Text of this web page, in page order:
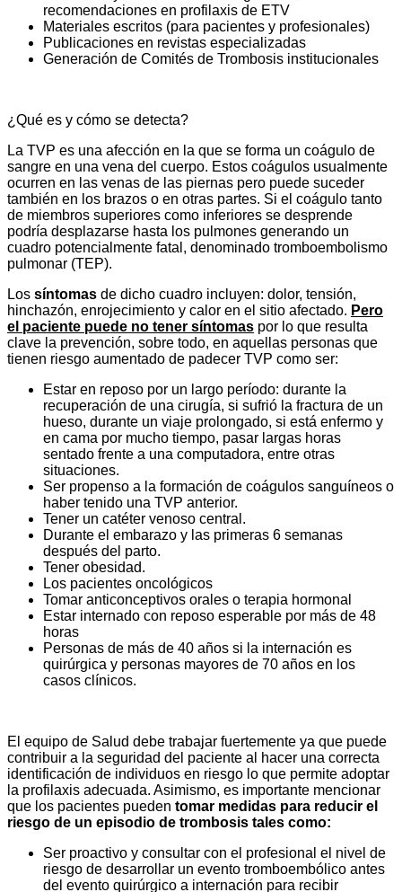
recomendaciones en profilaxis de ETV
Materiales escritos (para pacientes y profesionales)
Publicaciones en revistas especializadas
Generación de Comités de Trombosis institucionales
¿Qué es y cómo se detecta?
La TVP es una afección en la que se forma un coágulo de
sangre en una vena del cuerpo. Estos coágulos usualmente
ocurren en las venas de las piernas pero puede suceder
también en los brazos o en otras partes. Si el coágulo tanto
de miembros superiores como inferiores se desprende
podría desplazarse hasta los pulmones generando un
cuadro potencialmente fatal, denominado tromboembolismo
pulmonar (TEP).
Los síntomas de dicho cuadro incluyen: dolor, tensión,
hinchazón, enrojecimiento y calor en el sitio afectado. Pero
el paciente puede no tener síntomas por lo que resulta
clave la prevención, sobre todo, en aquellas personas que
tienen riesgo aumentado de padecer TVP como ser:
Estar en reposo por un largo período: durante la
recuperación de una cirugía, si sufrió la fractura de un
hueso, durante un viaje prolongado, si está enfermo y
en cama por mucho tiempo, pasar largas horas
sentado frente a una computadora, entre otras
situaciones.
Ser propenso a la formación de coágulos sanguíneos o
haber tenido una TVP anterior.
Tener un catéter venoso central.
Durante el embarazo y las primeras 6 semanas
después del parto.
Tener obesidad.
Los pacientes oncológicos
Tomar anticonceptivos orales o terapia hormonal
Estar internado con reposo esperable por más de 48
horas
Personas de más de 40 años si la internación es
quirúrgica y personas mayores de 70 años en los
casos clínicos.
El equipo de Salud debe trabajar fuertemente ya que puede
contribuir a la seguridad del paciente al hacer una correcta
identificación de individuos en riesgo lo que permite adoptar
la profilaxis adecuada. Asimismo, es importante mencionar
que los pacientes pueden tomar medidas para reducir el
riesgo de un episodio de trombosis tales como:
Ser proactivo y consultar con el profesional el nivel de
riesgo de desarrollar un evento tromboembólico antes
del evento quirúrgico a internación para recibir